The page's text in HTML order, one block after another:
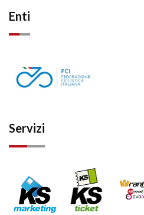
Enti
Servizi